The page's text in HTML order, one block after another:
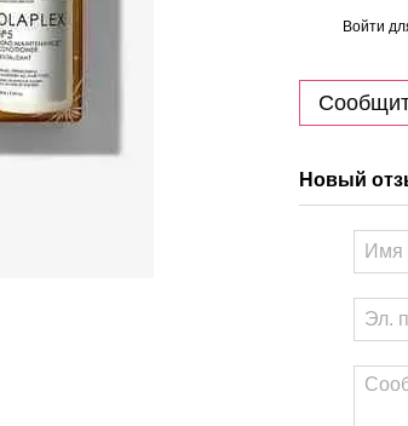
Войти
Новый